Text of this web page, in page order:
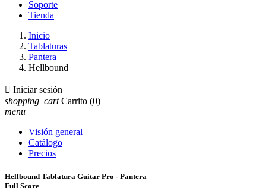
Soporte
Tienda
Inicio
Tablaturas
Pantera
Hellbound
 Iniciar sesión
shopping_cart Carrito (0)
menu
Visión general
Catálogo
Precios
Hellbound Tablatura Guitar Pro - Pantera
Full Score